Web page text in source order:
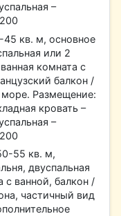
–
кв. м, основное
или 2
комната с
балкон /
море. Размещение:
кровать –
–
55 кв. м,
двуспальная
с ванной, балкон /
частичный вид